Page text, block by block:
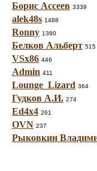
Борис Ассеев 3339
alek48s 1488
Ronny 1390
Белков Альберт 515
VSx86 446
Admin 411
Lounge_Lizard 364
Гудков А.И. 274
Ed4x4 261
OVN 237
Рыковкин